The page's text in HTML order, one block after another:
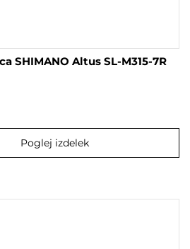
SHIMANO Altus SL-M315-7R
Poglej izdelek